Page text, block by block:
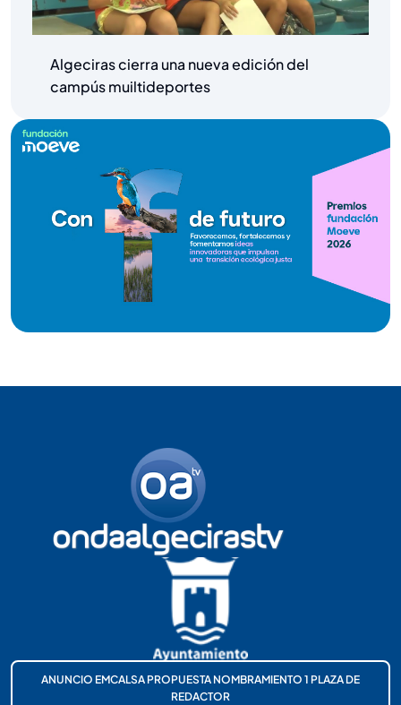
Algeciras cierra una nueva edición del
campús muiltideportes
ANUNCIO EMCALSA PROPUESTA NOMBRAMIENTO 1 PLAZA DE
REDACTOR